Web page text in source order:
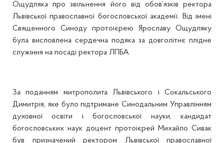
Ощудляка про звільнення його від обов’язків ректора
Львівської православної богословської академії. Від імені
Священного Синоду протоієрею Ярославу Ощудляку
була висловлена сердечна подяка за довголітнє плідне
служіння на посаді ректора ЛПБА.
За поданням митрополита Львівського і Сокальського
Димитрія, яке було підтримане Синодальним Управлінням
духовної освіти і богословської науки, кандидат
богословських наук доцент протоієрей Михайло Сивак
був призначений ректором Львівської православної